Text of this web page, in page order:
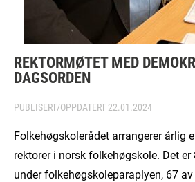
REKTORMØTET MED
DAGSORDEN
PUBLISERT/OPPDATERT 22.01.2024
Folkehøgskolerådet arrangerer årlig
rektorer i norsk folkehøgskole. Det
under folkehøgskoleparaplyen, 67